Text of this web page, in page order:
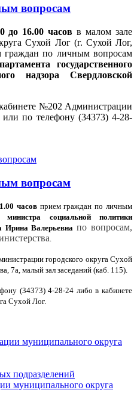
вопросам
до 16.00 часовв малом зале
Сухой Лог (г. Сухой Лог,
по личным вопросам
государственного
надзора Свердловской
№202 Администрации
по телефону (34373) 4-28-
вопросам
часовприем граждан по личным
министра социальной политики
Ирина Валерьевна по вопросам,
.
городского округа Сухой
7а, малый зал заседаний (каб. 115).
(34373) 4-28-24 либо в кабинете
Сухой Лог.
муниципального округа
подразделений
муниципального округа